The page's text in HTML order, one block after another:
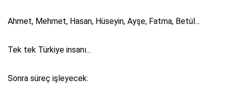
Ahmet, Mehmet, Hasan, Hüseyin, Ayşe, Fatma, Betül...
Tek tek Türkiye insanı...
Sonra süreç işleyecek: